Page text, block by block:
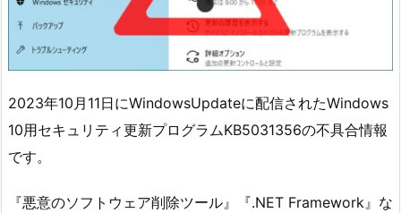
2023年10月11日にWindowsUpdateに配信されたWindows
10用セキュリティ更新プログラムKB5031356の不具合情報
です。
『悪意のソフトウェア削除ツール』『.NET Framework』な